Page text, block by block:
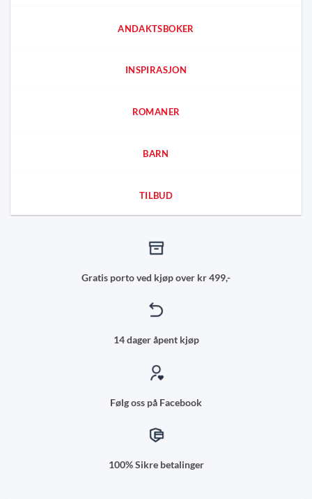
ANDAKTSBOKER
INSPIRASJON
ROMANER
BARN
TILBUD
Gratis porto ved kjøp over kr 499,-
14 dager åpent kjøp
Følg oss på Facebook
100% Sikre betalinger